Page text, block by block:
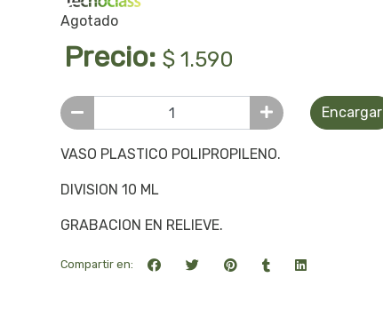
Agotado
Precio: $ 1.590
Encargar
VASO PLASTICO POLIPROPILENO.
DIVISION 10 ML
GRABACION EN RELIEVE.
Compartir en: